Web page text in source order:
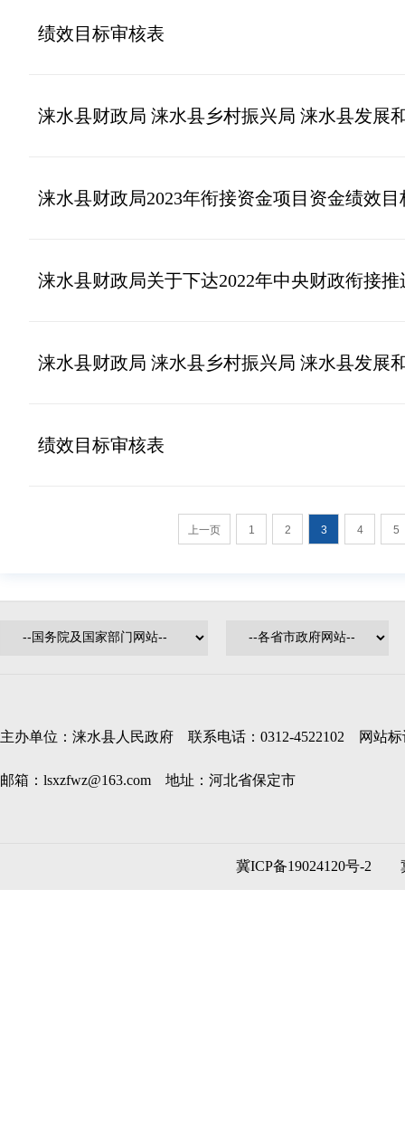
绩效目标审核表
涞水县财政局 涞水县乡村振兴局 涞水县发展和改
涞水县财政局2023年衔接资金项目资金绩效
涞水县财政局关于下达2022年中央财政衔接
涞水县财政局 涞水县乡村振兴局 涞水县发展和改
绩效目标审核表
上一页 1 2 3 4 5
主办单位：涞水县人民政府 联系电话：0312-4522102 网站标
邮箱：lsxzfwz@163.com 地址：河北省保定市
冀ICP备19024120号-2